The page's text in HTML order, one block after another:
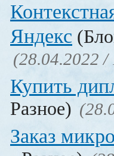
Яндекс
(28.04.2022 /
Купить
Разное)
Заказ